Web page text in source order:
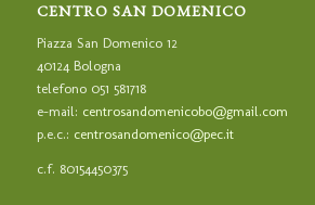
CENTRO SAN DOMENICO
Piazza San Domenico 12
40124 Bologna
telefono 051 581718
e-mail: centrosandomenicobo@gmail.com
p.e.c.: centrosandomenico@pec.it
c.f. 80154450375